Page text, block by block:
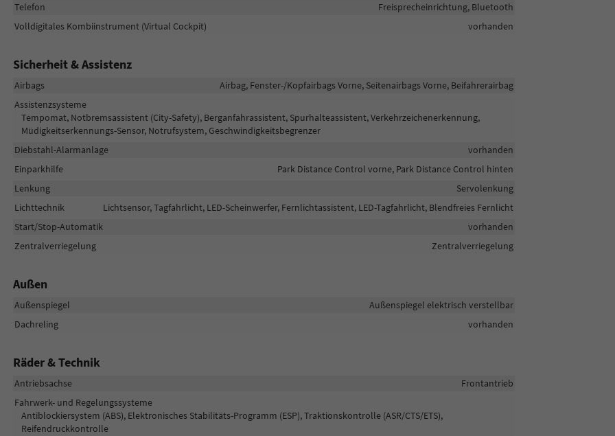
Telefon
Freisprecheinrichtung, Bluetooth
Volldigitales Kombiinstrument (Virtual Cockpit)
vorhanden
Sicherheit & Assistenz
Airbags
Airbag, Fenster-/Kopfairbags Vorne, Seitenairbags Vorne, Beifahrerairbag
Assistenzsysteme
Tempomat, Notbremsassistent (City-Safety), Berganfahrassistent, Spurhalteassistent, Verkehrzeichenerkennung,
Müdigkeitserkennungs-Sensor, Notrufsystem, Geschwindigkeitsbegrenzer
Diebstahl-Alarmanlage
vorhanden
Einparkhilfe
Park Distance Control vorne, Park Distance Control hinten
Lenkung
Servolenkung
Lichttechnik
Lichtsensor, Tagfahrlicht, LED-Scheinwerfer, Fernlichtassistent, LED-Tagfahrlicht, Blendfreies Fernlicht
Start/Stop-Automatik
vorhanden
Zentralverriegelung
Zentralverriegelung
Außen
Außenspiegel
Außenspiegel elektrisch verstellbar
Dachreling
vorhanden
Räder & Technik
Antriebsachse
Frontantrieb
Fahrwerk- und Regelungssysteme
Antiblockiersystem (ABS), Elektronisches Stabilitäts-Programm (ESP), Traktionskontrolle (ASR/CTS/ETS),
Reifendruckkontrolle